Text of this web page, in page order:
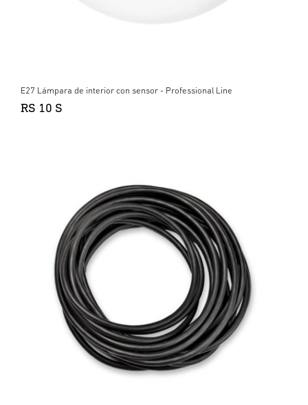
E27 Lámpara de interior con sensor - Professional Line
RS 10 S